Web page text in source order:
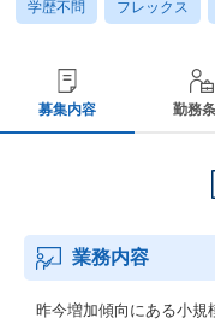
学歴不問 フレックス
募集内容 勤務
業務内容
昨今増加傾向にある小規